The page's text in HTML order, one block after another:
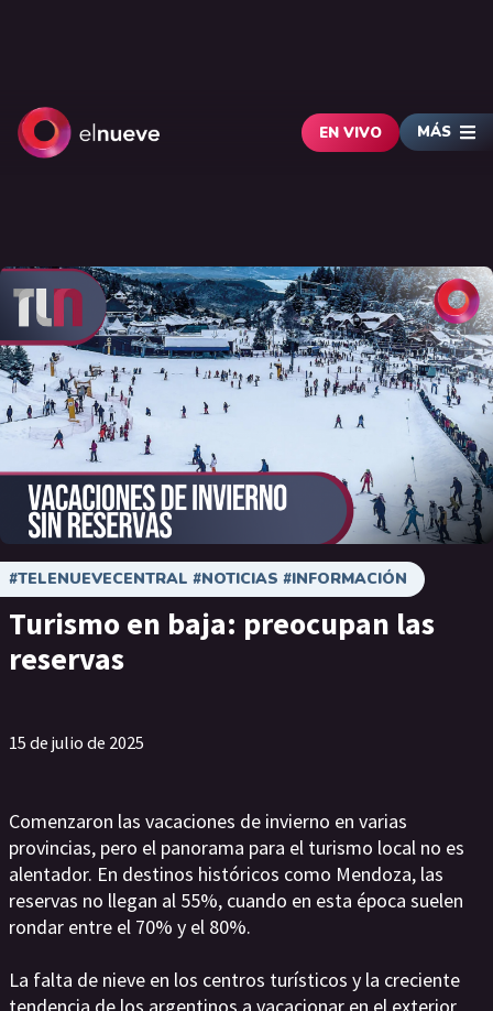
EN VIVO MÁS
#TELENUEVECENTRAL #NOTICIAS #INFORMACIÓN
Turismo en baja: preocupan las
reservas
15 de julio de 2025
Comenzaron las vacaciones de invierno en varias
provincias, pero el panorama para el turismo local no es
alentador. En destinos históricos como Mendoza, las
reservas no llegan al 55%, cuando en esta época suelen
rondar entre el 70% y el 80%.
La falta de nieve en los centros turísticos y la creciente